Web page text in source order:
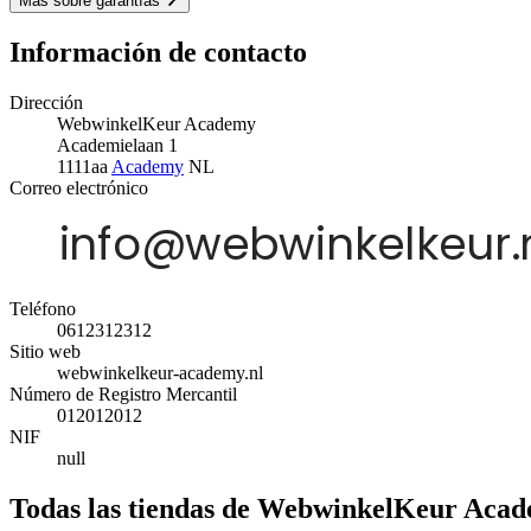
Información de contacto
Dirección
WebwinkelKeur Academy
Academielaan 1
1111aa Academy NL
Correo electrónico
Teléfono
0612312312
Sitio web
webwinkelkeur-academy.nl
Número de Registro Mercantil
012012012
NIF
null
Todas las tiendas de WebwinkelKeur